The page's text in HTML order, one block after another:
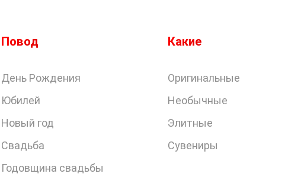
Повод
День Рождения
Юбилей
Новый год
Свадьба
Годовщина свадьбы
Какие
Оригинальные
Необычные
Элитные
Сувениры